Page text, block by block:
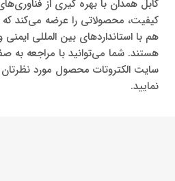
کابل همدان با بهره گیری از
کیفیت، محصولاتی را عرضه می‌کند
هم با استانداردهای بین المللی
هستند. شما می‌توانید با مراجعه به
سایت الکتروتات محصول مورد نظرتان
نمایید.